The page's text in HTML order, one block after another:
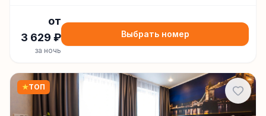
от
3 629 ₽
за ночь
Выбрать номер
★ТОП